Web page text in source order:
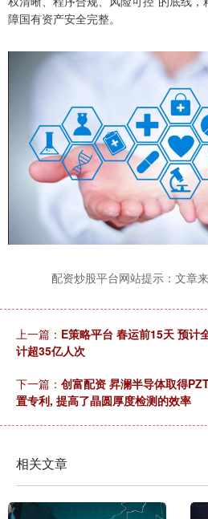
障国有资产安全完整。
配资炒股平台网站提示：文章
上一篇： E策略平台 春运前15天 预计
计超35亿人次
下一篇： 创富配资 昇澜半导体取得
置专利, 提高了晶圆厚度检测的效率
相关文章